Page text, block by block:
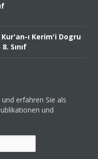
ı Kerim'i Dogru
Sınıf
erfahren Sie als
und